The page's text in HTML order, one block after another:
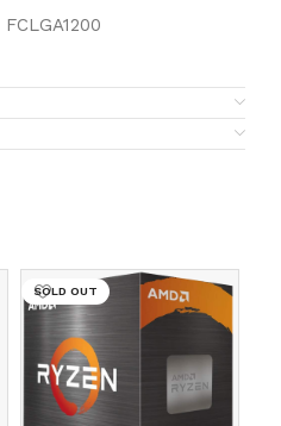
FCLGA1200
SOLD OUT